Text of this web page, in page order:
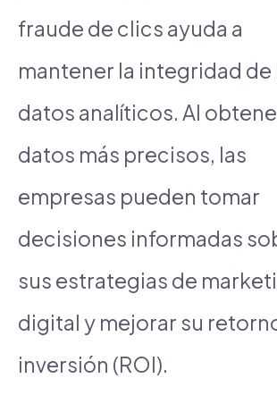
fraude de clics ayuda a
mantener la integridad de
datos analíticos. Al
datos más precisos, las
empresas pueden tomar
decisiones informadas
sus estrategias de
digital y mejorar su
inversión (ROI).